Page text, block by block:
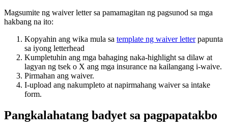
Magsumite ng waiver letter sa pamamagitan ng pagsunod sa mga
hakbang na ito:
Kopyahin ang wika mula sa template ng waiver letterpapunta
sa iyong letterhead
Kumpletuhin ang mga bahaging naka-highlight sa dilaw at
lagyan ng tsek o X ang mga insurance na kailangang i-waive.
Pirmahan ang waiver.
I-upload ang nakumpleto at napirmahang waiver sa intake
form.
Pangkalahatang badyet sa pagpapatakbo